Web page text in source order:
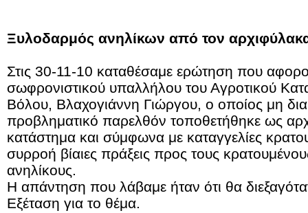
Ξυλοδαρμός ανηλίκων από τον
Στις 30-11-10 καταθέσαμε ερώτηση που
σωφρονιστικού υπαλλήλου του Αγροτικού
Βόλου, Βλαχογιάννη Γιώργου, ο οποίος μη
προβληματικό παρελθόν τοποθετήθηκε ως
κατάστημα και σύμφωνα με καταγγελίες
συρροή βίαιες πράξεις προς τους
ανηλίκους.
Η απάντηση που λάβαμε ήταν ότι θα
Εξέταση για το θέμα.